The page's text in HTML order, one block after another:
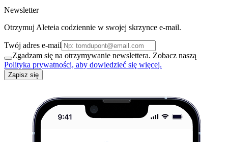
Newsletter
Otrzymuj Aleteia codziennie w swojej skrzynce e-mail.
Twój adres e-mail
Zgadzam się na otrzymywanie newslettera. Zobacz naszą
Polityka prywatności, aby dowiedzieć się więcej.
Zapisz się